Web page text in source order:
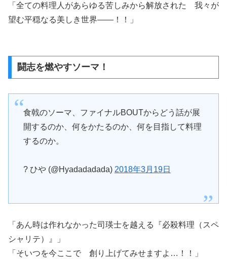
「全ての料理人があらゆる苦しみから解放された 我々が
望む平穏なる美しき世界――！！」
闘志を燃やすソーマ！
食戟のソーマ、ファイナルBOUTからどう話が展
開するのか、何をかたるのか、何を目指して料理
するのか。
? ひや (@Hyadadadada) 2018年3月19日
「あん時は作れなかった司瑛士を越える『必殺料理（スペ
シャリテ）』」
「そいつを今ここで 創り上げてみせますよ…！！」